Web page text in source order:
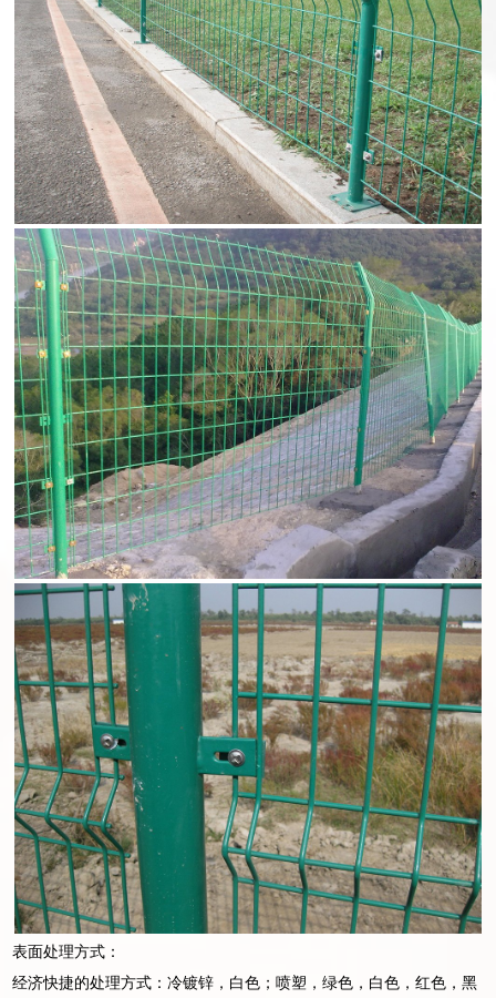
表面处理方式：
经济快捷的处理方式：冷镀锌，白色；喷塑，绿色，白色，红色，黑